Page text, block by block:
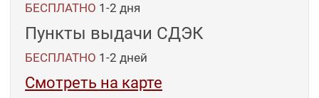
БЕСПЛАТНО 1-2 дня
Пункты выдачи СДЭК
БЕСПЛАТНО 1-2 дней
Смотреть на карте